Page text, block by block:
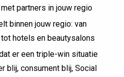
partners in jouw regio
binnen jouw regio: van
hotels en beautysalons
er een triple-win situatie
blij, consument blij, Social